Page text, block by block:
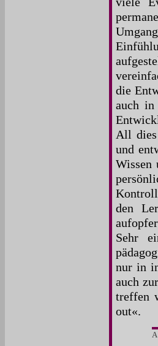
die
auch in
All dies
und
Wissen
den
Sehr
nur in
auch
treffen
out«.